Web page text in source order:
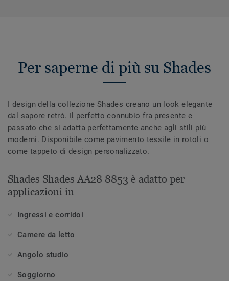
Per saperne di più su Shades
I design della collezione Shades creano un look elegante
dal sapore retrò. Il perfetto connubio fra presente e
passato che si adatta perfettamente anche agli stili più
moderni. Disponibile come pavimento tessile in rotoli o
come tappeto di design personalizzato.
Shades Shades AA28 8853 è adatto per
applicazioni in
Ingressi e corridoi
Camere da letto
Angolo studio
Soggiorno